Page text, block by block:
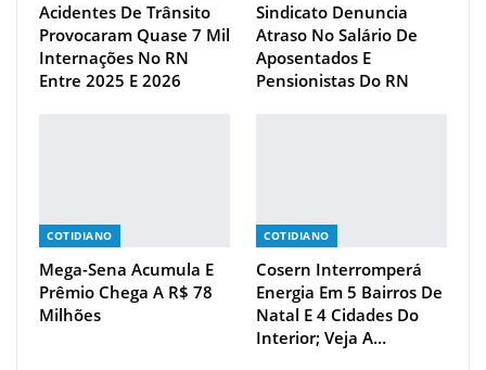
Acidentes De Trânsito
Provocaram Quase 7 Mil
Internações No RN
Entre 2025 E 2026
Sindicato Denuncia
Atraso No Salário De
Aposentados E
Pensionistas Do RN
COTIDIANO
Mega-Sena Acumula E
Prêmio Chega A R$ 78
Milhões
COTIDIANO
Cosern Interromperá
Energia Em 5 Bairros De
Natal E 4 Cidades Do
Interior; Veja A…